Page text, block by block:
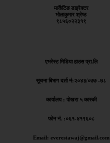
मार्केटिङ डाइरेक्टर
भोलाकुमार श्रेष्ठ
९८५६०२२३१९
एभरेस्ट मिडिया हाउस प्रा.लि
सूचना बिभाग दर्ता नं:२०४३/०७७ -७८
कार्यालय : पोखरा ५ कास्की
फोन नं. :०६१-४१९६०८
Email: everestawaj@gmail.com